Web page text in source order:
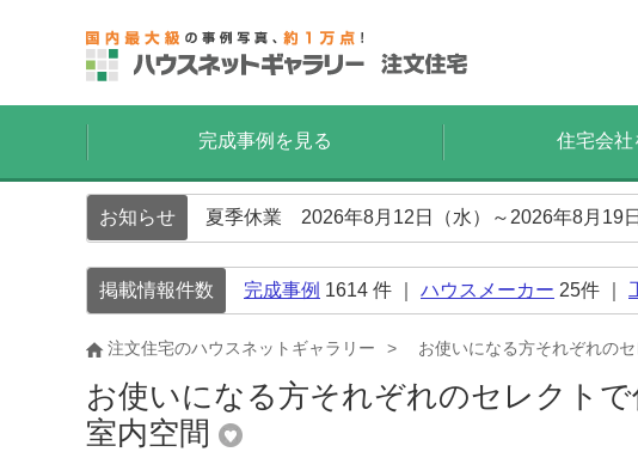
完成事例を見る 住宅会社
お知らせ 夏季休業 2026年8月12日（水）～2026年8月19
掲載情報件数 完成事例 1614 件 ｜ ハウスメーカー 25件 ｜
注文住宅のハウスネットギャラリー お使いになる方それぞれの
お使いになる方それぞれのセレクト
室内空間